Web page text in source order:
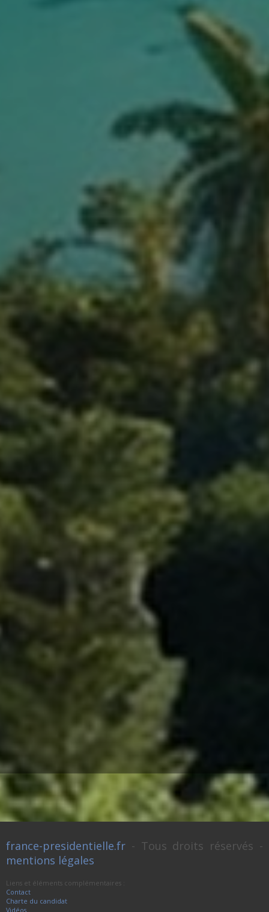
france-presidentielle.fr - Tous droits réservés -
mentions légales
Liens et éléments complémentaires :
Contact
Charte du candidat
Vidéos